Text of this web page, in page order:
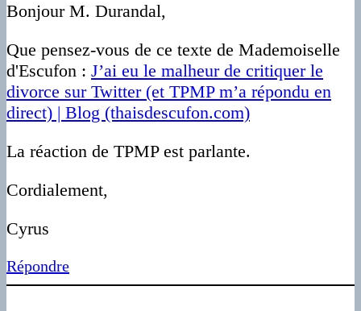
Bonjour M. Durandal,
Que pensez-vous de ce texte de Mademoiselle
d'Escufon : J’ai eu le malheur de critiquer le
divorce sur Twitter (et TPMP m’a répondu en
direct) | Blog (thaisdescufon.com)
La réaction de TPMP est parlante.
Cordialement,
Cyrus
Répondre